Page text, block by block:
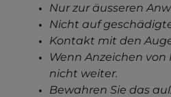
Nur zur äusseren
Nicht auf
Kontakt mit den
Wenn Anzeichen
nicht weiter.
Bewahren Sie das